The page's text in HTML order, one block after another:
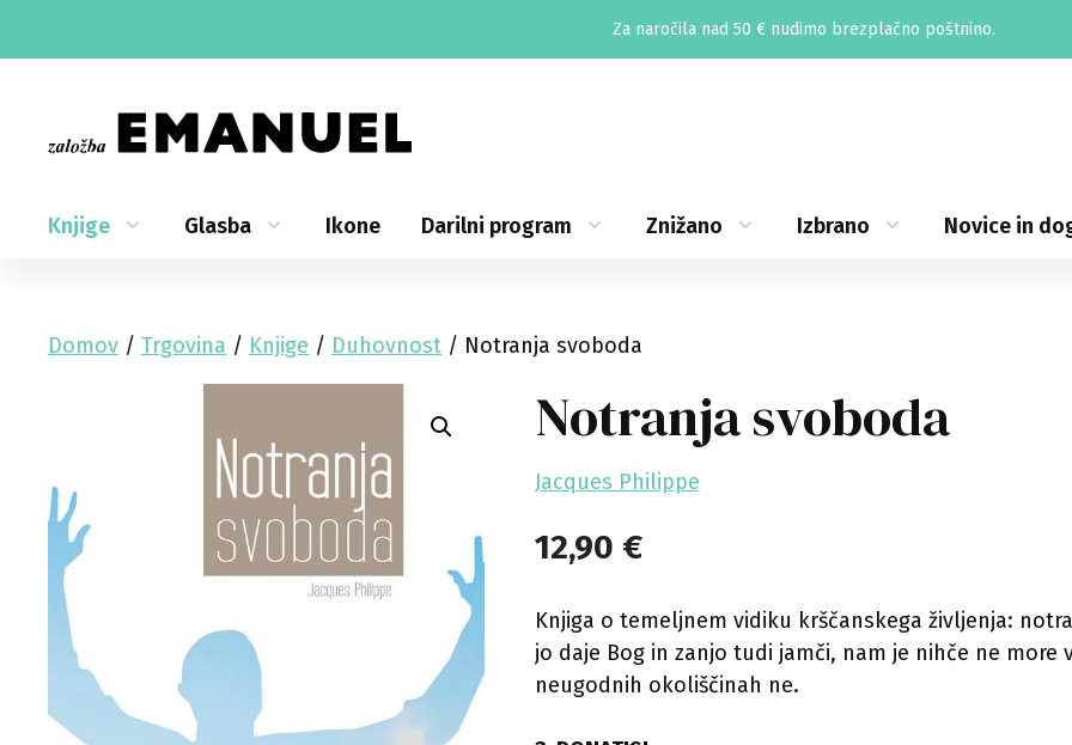
Za naročila nad 50 € nudimo brezplačno poštnino.
Knjige Glasba Ikone Darilni program Znižano Izbrano Novice in
Domov / Trgovina / Knjige / Duhovnost / Notranja svoboda
Notranja svoboda
Jacques Philippe
12,90 €
Knjiga o temeljnem vidiku krščanskega življenja:
jo daje Bog in zanjo tudi jamči, nam je nihče ne more
neugodnih okoliščinah ne.